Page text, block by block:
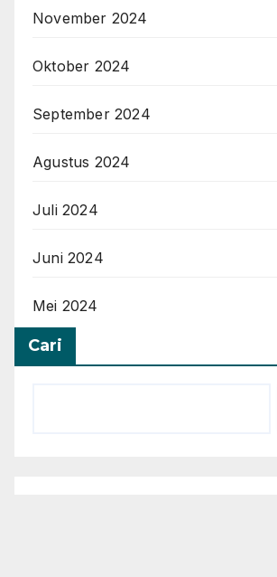
November 2024
Oktober 2024
September 2024
Agustus 2024
Juli 2024
Juni 2024
Mei 2024
Cari